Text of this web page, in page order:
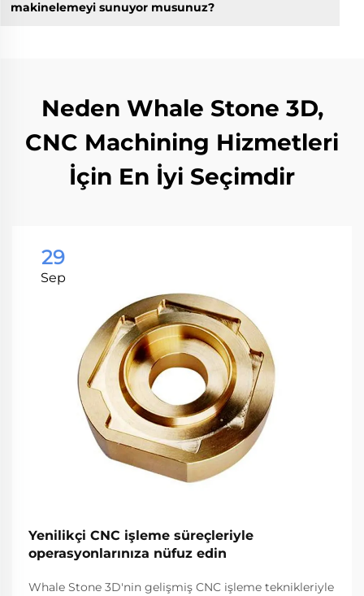
makinelemeyi sunuyor musunuz?
Neden Whale Stone 3D,
CNC Machining Hizmetleri
İçin En İyi Seçimdir
29
Sep
Yenilikçi CNC işleme süreçleriyle
operasyonlarınıza nüfuz edin
Whale Stone 3D'nin gelişmiş CNC işleme teknikleriyle